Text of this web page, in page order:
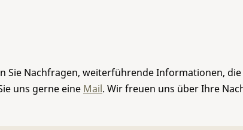
Sie Nachfragen, weiterführende Informationen,
uns gerne eine Mail. Wir freuen uns über Ihre